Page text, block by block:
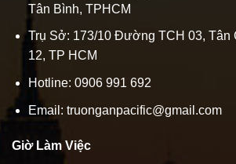
Tân Bình, TPHCM
Trụ Sở: 173/10 Đường TCH 03, Tân
12, TP HCM
Hotline: 0906 991 692
Email: truonganpacific@gmail.com
Giờ Làm Việc